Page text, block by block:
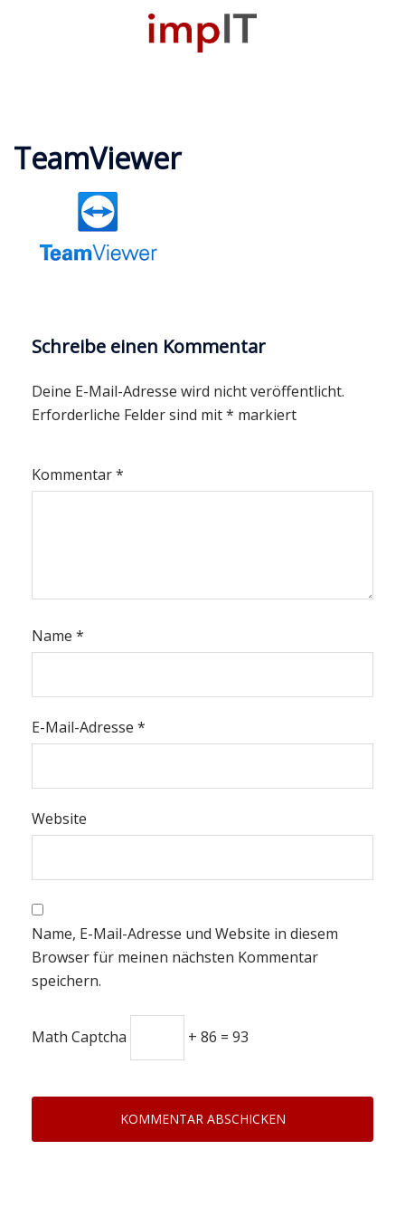
TeamViewer
Schreibe einen Kommentar
Deine E-Mail-Adresse wird nicht veröffentlicht.
Erforderliche Felder sind mit* markiert
Kommentar*
Name *
E-Mail-Adresse *
Website
Name, E-Mail-Adresse und Website in diesem
Browser für meinen nächsten Kommentar
speichern.
Math Captcha + 86 = 93